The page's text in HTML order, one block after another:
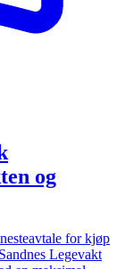
og
for kjøp
Legevakt